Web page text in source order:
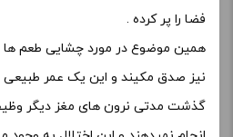
فضا را پر کرده .
همین موضوع در مورد چشایی طعم ها
نیز صدق مکیند و این یک عمر
گذشت مدتی نرون های مغز دیگر